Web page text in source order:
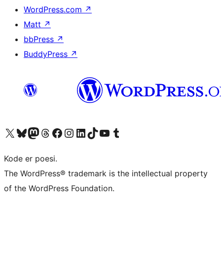
WordPress.com ↗
Matt ↗
bbPress ↗
BuddyPress ↗
Besøg vores X (tidligere Twitter) konto
Besøg vores Bluesky-konto
Besøg vores Mastodon konto
Besøg vores Threads-konto
Besøg vores Facebook sideBesøg vores Instagram konto
Besøg vores LinkedIn konto
Besøg vores TikTok-konto
Besøg vores YouTube-kanalBesøg vores Tumblr-konto
Kode er poesi.
The WordPress® trademark is the intellectual property
of the WordPress Foundation.